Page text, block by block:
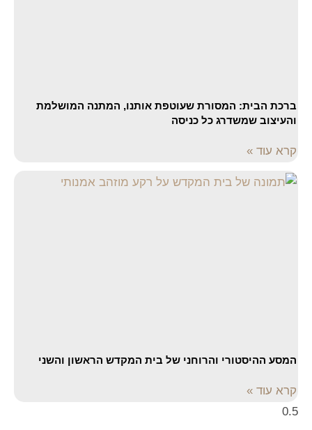
ברכת הבית: המסורת שעוטפת אותנו, המתנה המושלמת
והעיצוב שמשדרג כל כניסה
קרא עוד »
המסע ההיסטורי והרוחני של בית המקדש הראשון והשני
קרא עוד »